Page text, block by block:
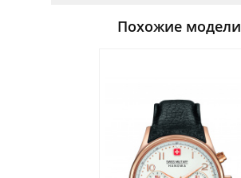
Похожие модели